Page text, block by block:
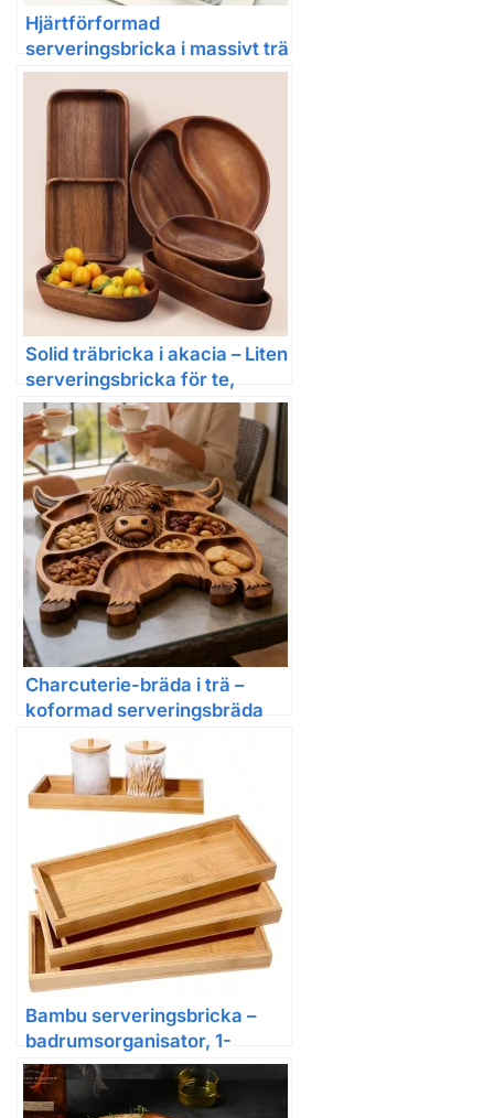
Hjärtförformad
serveringsbricka i massivt trä
– naturlig valnöt
Solid träbricka i akacia – Liten
serveringsbricka för te,
snacks och dessert
Charcuterie-bräda i trä –
koformad serveringsbräda
för snacks, frukt, kött och ost
Bambu serveringsbricka –
badrumsorganisator, 1-
delars/2-delars/3-delars set